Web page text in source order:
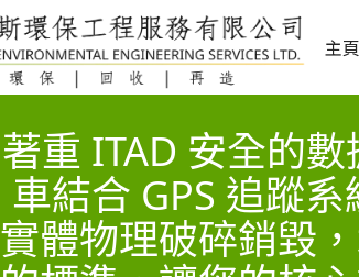
主頁
著重 ITAD 安全的
車結合 GPS 追蹤
實體物理破碎銷毀